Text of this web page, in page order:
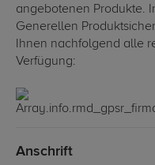
angebotenen Produkte.
Generellen
Ihnen nachfolgend alle
Verfügung:
Anschrift